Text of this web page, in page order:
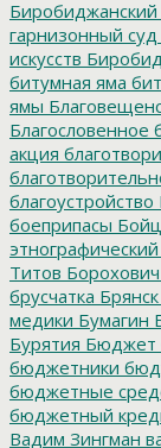
Биробиджанский
гарнизонный суд
искусств
битумная яма
ямы
Благословенное
акция
благоустройство
боеприпасы
Титов Борохович
брусчатка Брянск
медики Бумагин
Бурятия Бюджет
бюджетники
бюджетные
бюджетный
Вадим Зингман